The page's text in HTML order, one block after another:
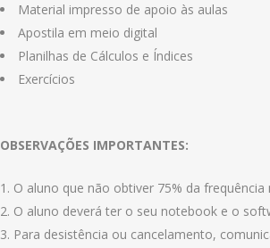
Material impresso de apoio às aulas
Apostila em meio digital
Planilhas de Cálculos e Índices
Exercícios
OBSERVAÇÕES IMPORTANTES:
O aluno que não obtiver 75% da
O aluno deverá ter o seu notebook e o
Para desistência ou cancelamento,